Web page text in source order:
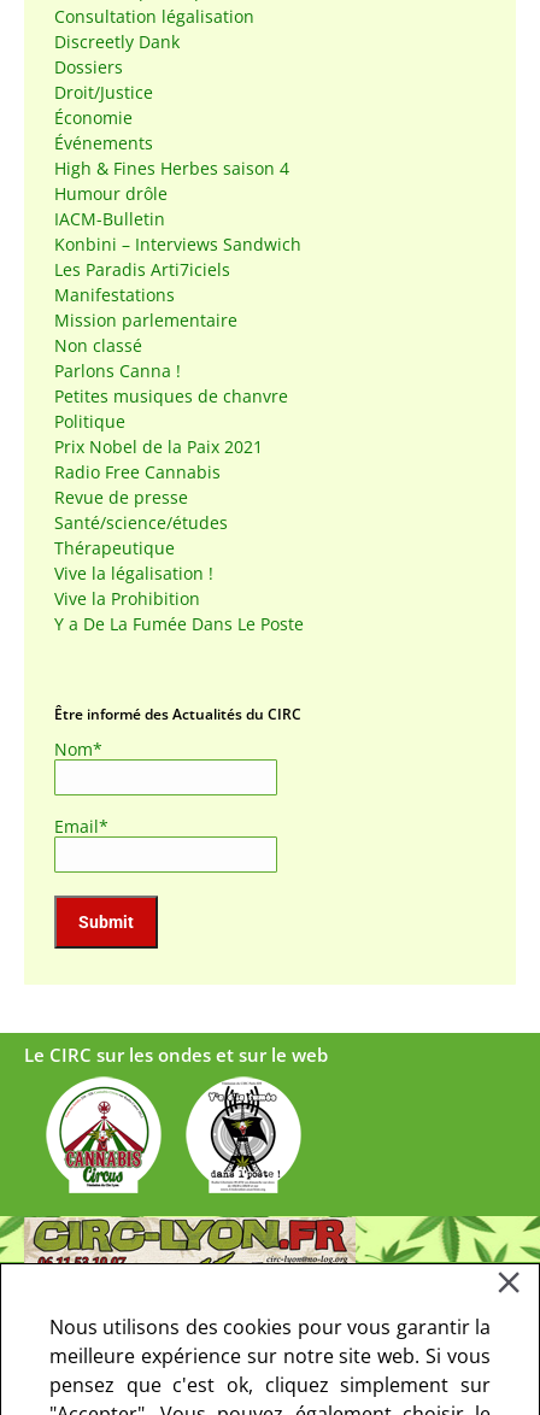
Consultation légalisation
Discreetly Dank
Dossiers
Droit/Justice
Économie
Événements
High & Fines Herbes saison 4
Humour drôle
IACM-Bulletin
Konbini – Interviews Sandwich
Les Paradis Arti7iciels
Manifestations
Mission parlementaire
Non classé
Parlons Canna !
Petites musiques de chanvre
Politique
Prix Nobel de la Paix 2021
Radio Free Cannabis
Revue de presse
Santé/science/études
Thérapeutique
Vive la légalisation !
Vive la Prohibition
Y a De La Fumée Dans Le Poste
Être informé des Actualités du CIRC
Nom*
Email*
Le CIRC sur les ondes et sur le web
Nous utilisons des cookies pour vous garantir la
meilleure expérience sur notre site web. Si vous
pensez que c'est ok, cliquez simplement sur